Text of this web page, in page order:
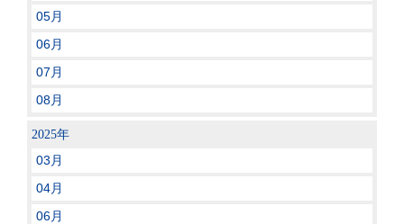
05月
06月
07月
08月
2025年
03月
04月
06月